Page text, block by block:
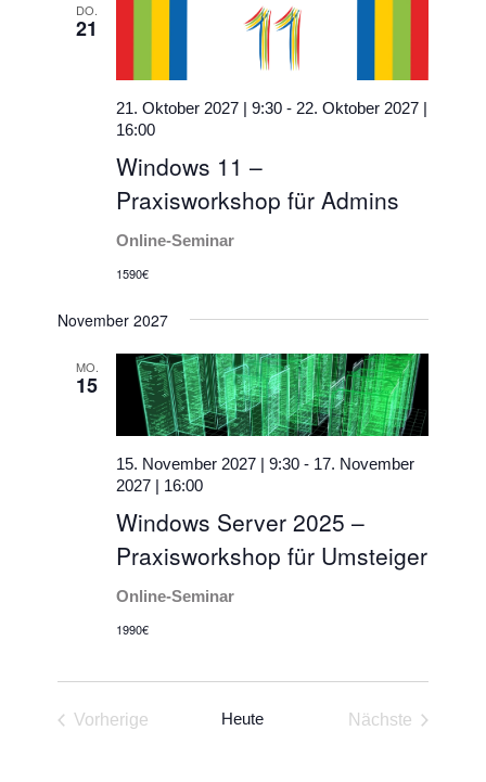
DO.
21
Windows 11 –
Praxisworkshop für Admins
21. Oktober 2027 | 9:30 - 22. Oktober 2027 |
16:00
Online-Seminar
1590€
November 2027
MO.
15
Windows Server 2025 –
Praxisworkshop für Umsteiger
15. November 2027 | 9:30 - 17. November
2027 | 16:00
Online-Seminar
1990€
Vorherige
Heute
Nächste